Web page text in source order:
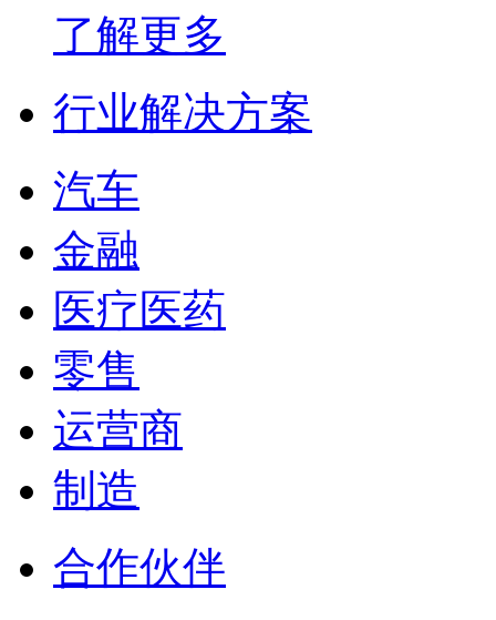
了解更多
行业解决方案
汽车
金融
医疗医药
零售
运营商
制造
合作伙伴